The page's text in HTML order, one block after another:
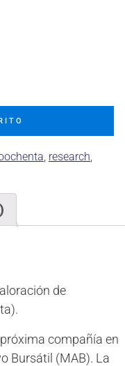
research
de
compañía en
Bursátil (MAB). La